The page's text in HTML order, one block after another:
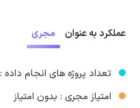
عملکرد به عنوان مجری
تعداد پروژه های انجام داده :
امتیاز مجری : بدون امتیاز